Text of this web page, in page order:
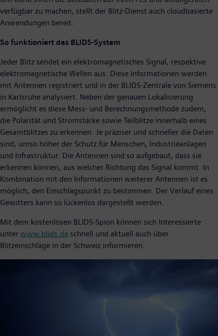
verfügbar zu machen, stellt der Blitz-Dienst auch cloudbasierte
Anwendungen bereit.
So funktioniert das BLIDS-System
Jeder Blitz sendet ein elektromagnetisches Signal, respektive
elektromagnetische Wellen aus. Diese Informationen werden
mit Antennen registriert und in der BLIDS-Zentrale von Siemens
in Karlsruhe analysiert. Neben der genauen Lokalisierung
ermöglicht es diese Mess- und Berechnungsmethode zudem,
die Polarität und Stromstärke sowie Teilblitze innerhalb eines
Gesamtblitzes zu erkennen. Je präziser und schneller die Daten
sind, umso höher der Schutz für Menschen, Industrieanlagen
und Infrastruktur. Die Antennen sind so aufgebaut, dass sie
erkennen können, aus welcher Richtung das Signal kommt. In
Kombination mit den Informationen weiterer Antennen ist es
möglich, den Einschlagspunkt zu bestimmen. Der Verlauf eines
Gewitters kann so lückenlos dargestellt werden.
Mit dem kostenlosen BLIDS-Spion können sich Interessierte
unter www.blids.de schnell und aktuell auch über
Blitzeinschläge in der Schweiz informieren.